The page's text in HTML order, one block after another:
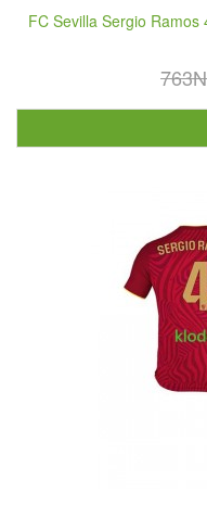
FC Sevilla Sergio